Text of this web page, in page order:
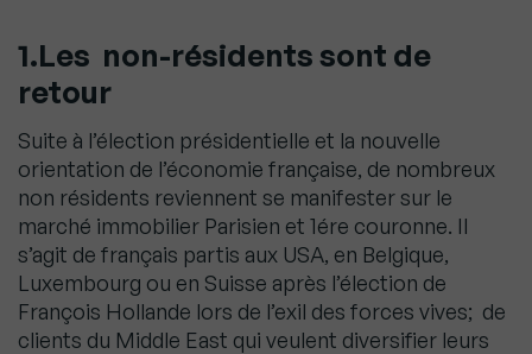
1.Les non-résidents sont de
retour
Suite à l’élection présidentielle et la nouvelle
orientation de l’économie française, de nombreux
non résidents reviennent se manifester sur le
marché immobilier Parisien et 1ére couronne. Il
s’agit de français partis aux USA, en Belgique,
Luxembourg ou en Suisse après l’élection de
François Hollande lors de l’exil des forces vives; de
clients du Middle East qui veulent diversifier leurs